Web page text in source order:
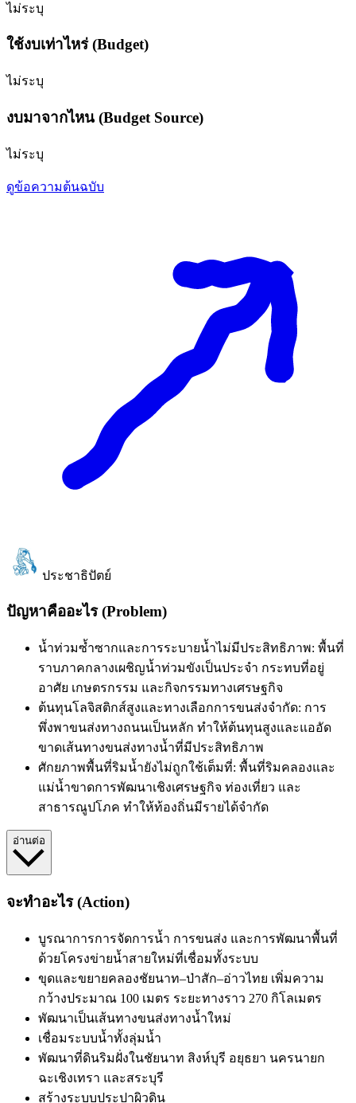
ไม่ระบุ
ใช้งบเท่าไหร่ (Budget)
ไม่ระบุ
งบมาจากไหน (Budget Source)
ไม่ระบุ
ดูข้อความต้นฉบับ
ประชาธิปัตย์
ปัญหาคืออะไร (Problem)
น้ำท่วมซ้ำซากและการระบายน้ำไม่มีประสิทธิภาพ: พื้นที่
ราบภาคกลางเผชิญน้ำท่วมขังเป็นประจำ กระทบที่อยู่
อาศัย เกษตรกรรม และกิจกรรมทางเศรษฐกิจ
ต้นทุนโลจิสติกส์สูงและทางเลือกการขนส่งจำกัด: การ
พึ่งพาขนส่งทางถนนเป็นหลัก ทำให้ต้นทุนสูงและแออัด
ขาดเส้นทางขนส่งทางน้ำที่มีประสิทธิภาพ
ศักยภาพพื้นที่ริมน้ำยังไม่ถูกใช้เต็มที่: พื้นที่ริมคลองและ
แม่น้ำขาดการพัฒนาเชิงเศรษฐกิจ ท่องเที่ยว และ
สาธารณูปโภค ทำให้ท้องถิ่นมีรายได้จำกัด
อ่านต่อ
จะทำอะไร (Action)
บูรณาการการจัดการน้ำ การขนส่ง และการพัฒนาพื้นที่
ด้วยโครงข่ายน้ำสายใหม่ที่เชื่อมทั้งระบบ
ขุดและขยายคลองชัยนาท–ป่าสัก–อ่าวไทย เพิ่มความ
กว้างประมาณ 100 เมตร ระยะทางราว 270 กิโลเมตร
พัฒนาเป็นเส้นทางขนส่งทางน้ำใหม่
เชื่อมระบบน้ำทั้งลุ่มน้ำ
พัฒนาที่ดินริมฝั่งในชัยนาท สิงห์บุรี อยุธยา นครนายก
ฉะเชิงเทรา และสระบุรี
สร้างระบบประปาผิวดิน